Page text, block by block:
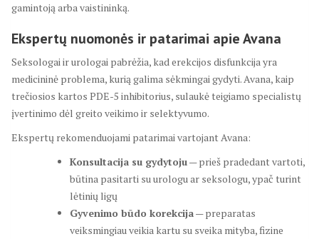
gamintoją arba vaistininką.
Ekspertų nuomonės ir patarimai apie Avana
Seksologai ir urologai pabrėžia, kad erekcijos disfunkcija yra
medicininė problema, kurią galima sėkmingai gydyti. Avana, kaip
trečiosios kartos PDE-5 inhibitorius, sulaukė teigiamo specialistų
įvertinimo dėl greito veikimo ir selektyvumo.
Ekspertų rekomenduojami patarimai vartojant Avana:
Konsultacija su gydytoju— prieš pradedant vartoti,
būtina pasitarti su urologu ar seksologu, ypač turint
lėtinių ligų
Gyvenimo būdo korekcija— preparatas
veiksmingiau veikia kartu su sveika mityba, fizine